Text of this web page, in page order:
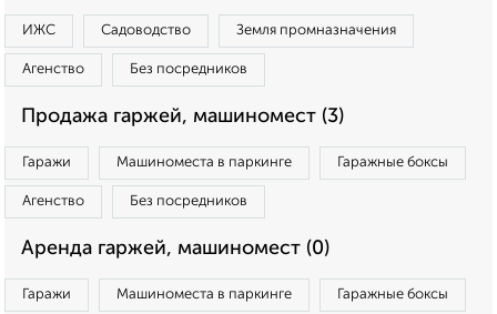
ИЖС Садоводство Земля промназначения
Агенство Без посредников
Продажа гаржей, машиномест (3)
Гаражи Машиноместа в паркинге Гаражные боксы
Агенство Без посредников
Аренда гаржей, машиномест (0)
Гаражи Машиноместа в паркинге Гаражные боксы